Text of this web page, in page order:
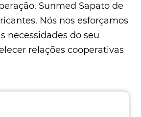
Sunmed Sapato de
. Nós nos esforçamos
necessidades do seu
relações cooperativas